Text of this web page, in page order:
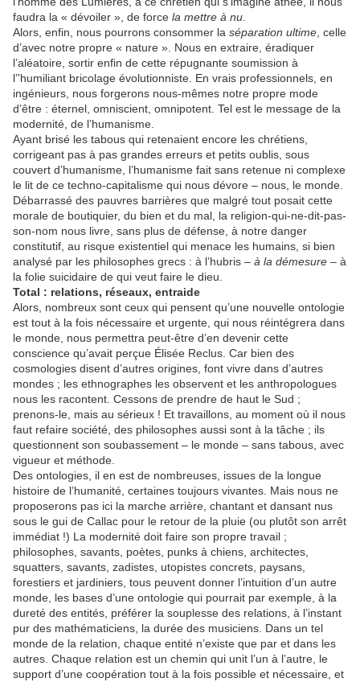
faudra la « dévoiler », de force la mettre à nu
Alors, enfin, nous pourrons consommer la séparation ultime , celle
d’avec notre propre « nature ». Nous en extraire, éradiquer
l’aléatoire, sortir enfin de cette répugnante soumission à
l’'humiliant bricolage évolutionniste. En vrais professionnels, en
ingénieurs, nous forgerons nous-mêmes notre propre mode
d’être : éternel, omniscient, omnipotent. Tel est le message de la
modernité, de l’humanisme.
Ayant brisé les tabous qui retenaient encore les chrétiens,
corrigeant pas à pas grandes erreurs et petits oublis, sous
couvert d’humanisme, l’humanisme fait sans retenue ni complexe
le lit de ce techno-capitalisme qui nous dévore – nous, le monde.
Débarrassé des pauvres barrières que malgré tout posait cette
morale de boutiquier, du bien et du mal, la religion-qui-ne-dit-pas-
son-nom nous livre, sans plus de défense, à notre danger
constitutif, au risque existentiel qui menace les humains, si bien
analysé par les philosophes grecs : à l’hubris – à la démesure – à
la folie suicidaire de qui veut faire le dieu.
Total : relations, réseaux, entraide
Alors, nombreux sont ceux qui pensent qu’une nouvelle ontologie
est tout à la fois nécessaire et urgente, qui nous réintégrera dans
le monde, nous permettra peut-être d’en devenir cette
conscience qu’avait perçue Élisée Reclus. Car bien des
cosmologies disent d’autres origines, font vivre dans d’autres
mondes ; les ethnographes les observent et les anthropologues
nous les racontent. Cessons de prendre de haut le Sud ;
prenons-le, mais au sérieux ! Et travaillons, au moment où il nous
faut refaire société, des philosophes aussi sont à la tâche ; ils
questionnent son soubassement – le monde – sans tabous, avec
vigueur et méthode.
Des ontologies, il en est de nombreuses, issues de la longue
histoire de l’humanité, certaines toujours vivantes. Mais nous ne
proposerons pas ici la marche arrière, chantant et dansant nus
sous le gui de Callac pour le retour de la pluie (ou plutôt son arrêt
immédiat !) La modernité doit faire son propre travail ;
philosophes, savants, poètes, punks à chiens, architectes,
squatters, savants, zadistes, utopistes concrets, paysans,
forestiers et jardiniers, tous peuvent donner l’intuition d’un autre
monde, les bases d’une ontologie qui pourrait par exemple, à la
dureté des entités, préférer la souplesse des relations, à l’instant
pur des mathématiciens, la durée des musiciens. Dans un tel
monde de la relation, chaque entité n’existe que par et dans les
autres. Chaque relation est un chemin qui unit l’un à l’autre, le
support d’une coopération tout à la fois possible et nécessaire, et